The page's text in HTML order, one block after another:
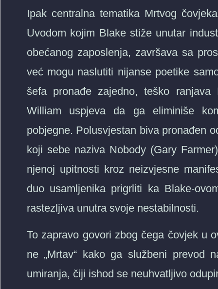
Ipak centralna tematika Mrtvog
Uvodom kojim Blake stiže unutar
obećanog zaposlenja, završava sa
već mogu naslutiti nijanse poetike
šefa pronađe zajedno, teško
William uspjeva da ga eliminiše
pobjegne. Polusvjestan biva pronađen
koji sebe naziva Nobody (Gary
njenoj upitnosti kroz neizvjesne
duo usamljenika prigrliti ka Blake-
rastezljiva unutra svoje nestabilnosti.
To zapravo govori zbog čega čovjek u
ne „Mrtav“ kako ga službeni prevod
umiranja, čiji ishod se neuhvatljivo